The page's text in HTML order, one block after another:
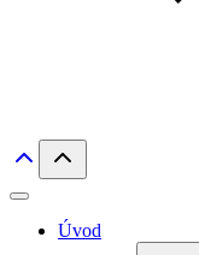
Úvod